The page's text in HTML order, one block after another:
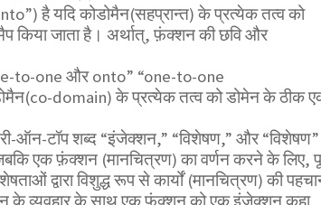
है यदि कोडोमैन(सहप्रान्त) के प्रत्येक तत्व को
किया जाता है। अर्थात्, फ़ंक्शन की छवि और
to-one और onto” “one-to-one
domain) के प्रत्येक तत्व को डोमेन के ठीक
ऑन-टॉप शब्द “इंजेक्शन,” “विशेषण,” और “विशेषण”
एक फ़ंक्शन (मानचित्रण) का वर्णन करने के लिए,
द्वारा विशुद्ध रूप से कार्यों (मानचित्रण) की